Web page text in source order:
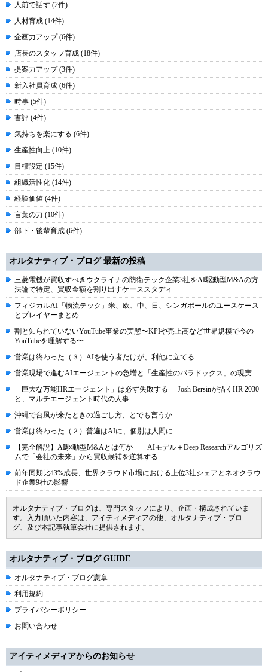
人前で話す (2件)
人材育成 (14件)
企画力アップ (6件)
店長のスタッフ育成 (18件)
提案力アップ (3件)
新入社員育成 (6件)
時事 (5件)
書評 (4件)
気持ちを楽にする (6件)
生産性向上 (10件)
目標設定 (15件)
組織活性化 (14件)
経験価値 (4件)
言葉の力 (10件)
部下・後輩育成 (6件)
オルタナティブ・ブログ 最新の投稿
三菱電機が買収すべきウクライナの防衛テック企業3社をAI駆動型M&Aの方
法論で特定、買収金額を割り出すケーススタディ
フィジカルAI「物流テック」米、欧、中、日、シンガポールのユースケース
とプレイヤーまとめ
割と知られていないYouTube事業の実態〜KPIや売上高など世界規模で今の
YouTubeを理解する〜
営業は終わった（３）AIを使う者だけが、利他に立てる
営業現場で進むAIエージェントの急増と「生産性のパラドックス」の現実
「巨大な万能HRエージェント」は必ず失敗する----Josh Bersinが描くHR 2030
と、マルチエージェント時代の人事
沖縄で台風が来たときの過ごし方、とでも言うか
営業は終わった（２）普遍はAIに、個別は人間に
【完全解説】AI駆動型M&Aとは何か――AIモデル＋Deep Researchアルゴリズ
ムで「会社の未来」から買収候補を逆算する
前年同期比43%成長、世界クラウド市場における上位3社シェアとネオクラウ
ド企業9社の影響
オルタナティブ・ブログは、専門スタッフにより、企画・構成されていま
す。入力頂いた内容は、アイティメディアの他、オルタナティブ・ブロ
グ、及び本記事執筆会社に提供されます。
オルタナティブ・ブログ GUIDE
オルタナティブ・ブログ憲章
利用規約
プライバシーポリシー
お問い合わせ
アイティメディアからのお知らせ